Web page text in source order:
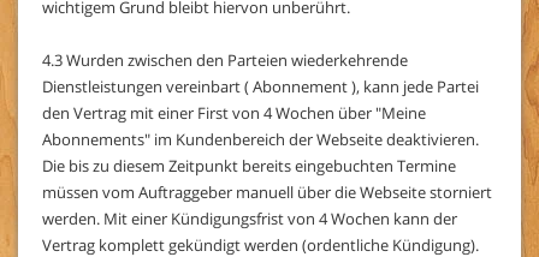
wichtigem Grund bleibt hiervon unberührt.
4.3 Wurden zwischen den Parteien wiederkehrende
Dienstleistungen vereinbart ( Abonnement ), kann jede Partei
den Vertrag mit einer First von 4 Wochen über "Meine
Abonnements" im Kundenbereich der Webseite deaktivieren.
Die bis zu diesem Zeitpunkt bereits eingebuchten Termine
müssen vom Auftraggeber manuell über die Webseite storniert
werden. Mit einer Kündigungsfrist von 4 Wochen kann der
Vertrag komplett gekündigt werden (ordentliche Kündigung).